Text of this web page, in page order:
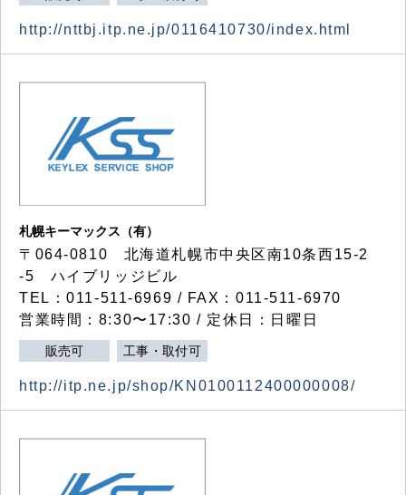
http://nttbj.itp.ne.jp/0116410730/index.html
札幌キーマックス（有）
〒064-0810 北海道札幌市中央区南10条西15-2
-5 ハイブリッジビル
TEL：011-511-6969 / FAX：011-511-6970
営業時間：8:30〜17:30 / 定休日：日曜日
販売可 工事・取付可
http://itp.ne.jp/shop/KN0100112400000008/